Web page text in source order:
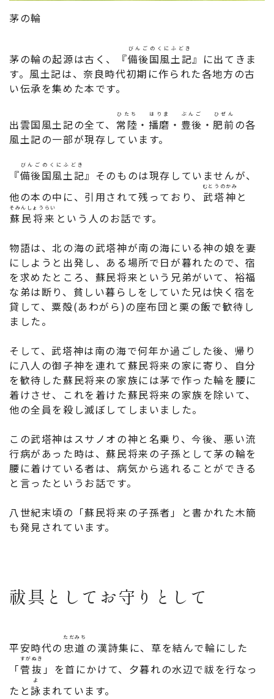
茅の輪
茅の輪の起源は古く、『備後国風土記
びんごのくにふどき
』に出てきま
す。風土記は、奈良時代初期に作られた各地方の古
い伝承を集めた本です。
出雲国風土記の全て、 常陸
ひたち
・ 播磨
はりま
・ 豊後
ぶんご
・肥前
ひぜん
の各
風土記の一部が現存しています。
『備後国風土記
びんごのくにふどき
』そのものは現存していませんが、
他の本の中に、引用されて残っており、 武塔神
むとうのかみ
と
蘇民将来
そみんしょうらい
という人のお話です。
物語は、北の海の武塔神が南の海にいる神の娘を妻
にしようと出発し、ある場所で日が暮れたので、宿
を求めたところ、蘇民将来という兄弟がいて、裕福
な弟は断り、貧しい暮らしをしていた兄は快く宿を
貸して、粟殻(あわがら)の座布団と栗の飯で歓待し
ました。
そして、武塔神は南の海で何年か過ごした後、帰り
に八人の御子神を連れて蘇民将来の家に寄り、自分
を歓待した蘇民将来の家族には茅で作った輪を腰に
着けさせ、これを着けた蘇民将来の家族を除いて、
他の全員を殺し滅ぼしてしまいました。
この武塔神はスサノオの神と名乗り、今後、悪い流
行病があった時は、蘇民将来の子孫として茅の輪を
腰に着けている者は、病気から逃れることができる
と言ったというお話です。
八世紀末頃の「蘇民将来の子孫者」と書かれた木簡
も発見されています。
祓具としてお守りとして
平安時代の 忠道
ただみち
の漢詩集に、草を結んで輪にした
「菅抜
すがぬき
」を首にかけて、夕暮れの水辺で祓を行なっ
たと詠
よ
まれています。